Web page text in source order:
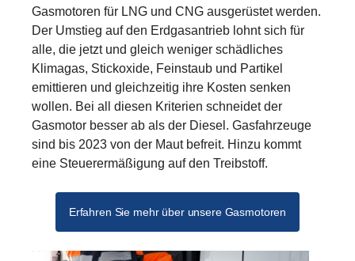
Gasmotoren für LNG und CNG ausgerüstet werden.
Der Umstieg auf den Erdgasantrieb lohnt sich für
alle, die jetzt und gleich weniger schädliches
Klimagas, Stickoxide, Feinstaub und Partikel
emittieren und gleichzeitig ihre Kosten senken
wollen. Bei all diesen Kriterien schneidet der
Gasmotor besser ab als der Diesel. Gasfahrzeuge
sind bis 2023 von der Maut befreit. Hinzu kommt
eine Steuerermäßigung auf den Treibstoff.
Erfahren Sie mehr über unsere Gasmotoren